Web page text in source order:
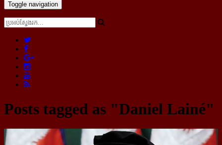
Toggle navigation
Posts tagged as "Daniel Lainé"